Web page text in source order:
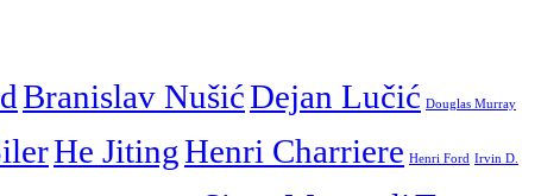
Branislav NušićDejan Lučić Douglas Murray
He JitingHenri Charriere Henri Ford Irvin D.